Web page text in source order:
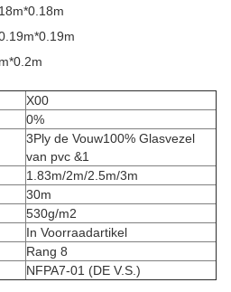
X00
0%
3Ply de Vouw100% Glasvezel
van pvc &1
1.83m/2m/2.5m/3m
30m
530g/m2
In Voorraadartikel
Rang 8
NFPA7-01 (DE V.S.)